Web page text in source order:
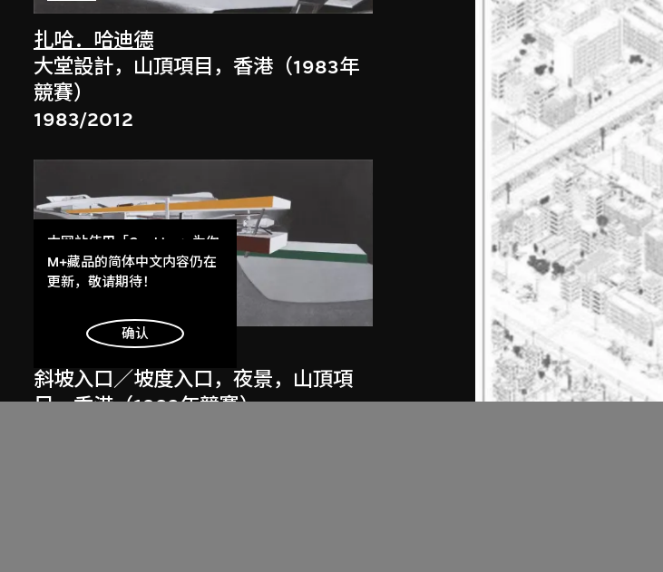
扎哈．哈迪德
大堂設計，山頂項目，香港（1983年
競賽）
1983/2012
扎哈．哈迪德
斜坡入口／坡度入口，夜景，山頂項
目，香港（1983年競賽）
本网站使用「Cookies」为你
提供最好的网站体验。
了解更多
明白
M+藏品的简体中文内容仍在
更新，敬请期待！
确认